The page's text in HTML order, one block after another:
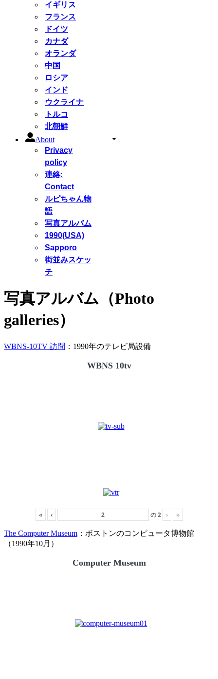
イギリス
フランス
ドイツ
カナダ
オランダ
中国
ロシア
インド
ウクライナ
トルコ
北朝鮮
About
Privacy
policy
連絡:
Contact
ルピちゃん物
語
写真アルバム
1990(USA)
Sapporo
街並みスケッ
チ
写真アルバム（Photo
galleries）
WBNS-10TV 訪問 ：1990年のテレビ局設備
WBNS 10tv
« ‹ の2 › »
The Computer Museum ：ボストンのコンピュータ博物館
（1990年10月）
Computer Museum